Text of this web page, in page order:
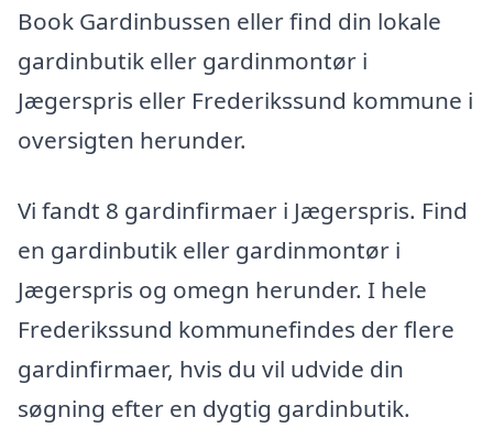
Book Gardinbussen eller find din lokale
gardinbutik eller gardinmontør i
Jægerspris eller Frederikssund kommune i
oversigten herunder.
Vi fandt 8 gardinfirmaer i Jægerspris. Find
en gardinbutik eller gardinmontør i
Jægerspris og omegn herunder. I hele
Frederikssund kommunefindes der flere
gardinfirmaer, hvis du vil udvide din
søgning efter en dygtig gardinbutik.